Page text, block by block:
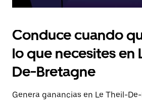
Conduce cuando
lo que necesites en
De-Bretagne
Genera ganancias en Le Theil-